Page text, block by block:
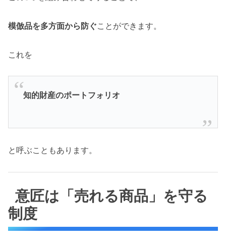
模倣品を多方面から防ぐことができます。
これを
知的財産のポートフォリオ
と呼ぶこともあります。
意匠は「売れる商品」を守る
制度